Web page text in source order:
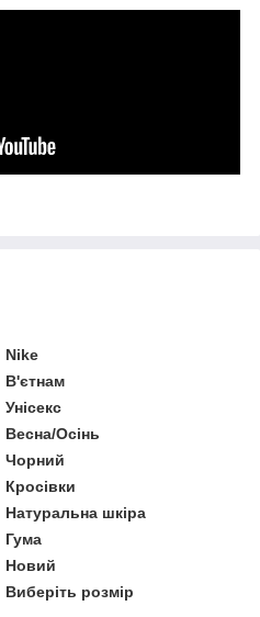
Nike
В'єтнам
Унісекс
Весна/Осінь
Чорний
Кросівки
Натуральна шкіра
Гума
Новий
Виберіть розмір